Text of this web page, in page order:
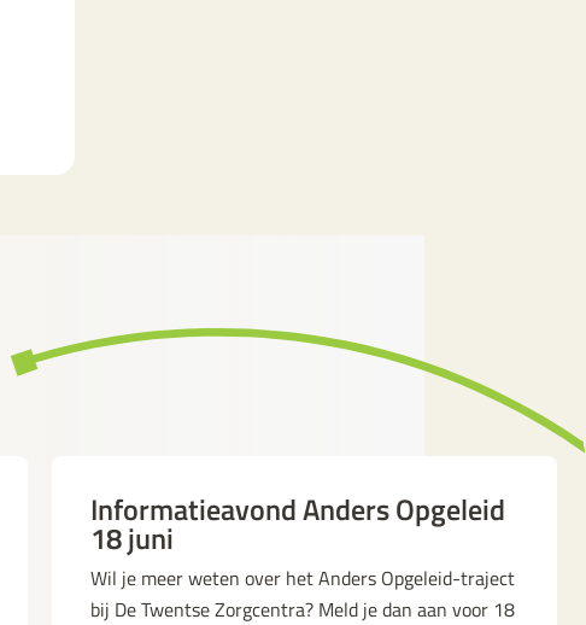
Informatieavond Anders Opgeleid
18 juni
Wil je meer weten over het Anders Opgeleid-traject
bij De Twentse Zorgcentra? Meld je dan aan voor 18